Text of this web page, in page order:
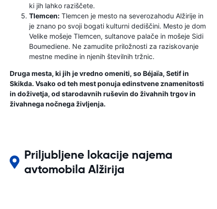
ki jih lahko raziščete.
Tlemcen: Tlemcen je mesto na severozahodu Alžirije in
je znano po svoji bogati kulturni dediščini. Mesto je dom
Velike mošeje Tlemcen, sultanove palače in mošeje Sidi
Boumediene. Ne zamudite priložnosti za raziskovanje
mestne medine in njenih številnih tržnic.
Druga mesta, ki jih je vredno omeniti, so Béjaïa, Setif in
Skikda. Vsako od teh mest ponuja edinstvene znamenitosti
in doživetja, od starodavnih ruševin do živahnih trgov in
živahnega nočnega življenja.
Priljubljene lokacije najema
avtomobila Alžirija